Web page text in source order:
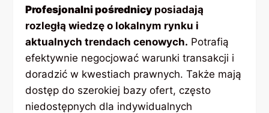
Profesjonalni pośrednicy posiadają
rozległą wiedzę o lokalnym rynku i
aktualnych trendach cenowych. Potrafią
efektywnie negocjować warunki transakcji i
doradzić w kwestiach prawnych. Także mają
dostęp do szerokiej bazy ofert, często
niedostępnych dla indywidualnych